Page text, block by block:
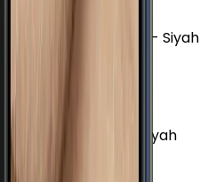
A7 (2016) - 16 GB - Siyah
J3 Pro - 16 GB - Siyah